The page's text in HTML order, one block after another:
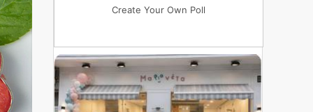
Create Your Own Poll